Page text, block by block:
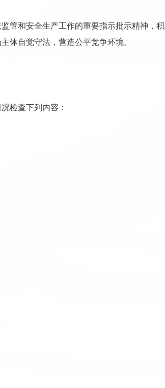
管和安全生产工作的重要指示批示精神，
体自觉守法，营造公平竞争环境。
检查下列内容：